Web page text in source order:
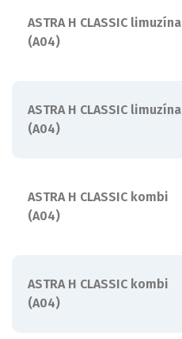
ASTRA H CLASSIC limuzína
(A04)
ASTRA H CLASSIC limuzína
(A04)
ASTRA H CLASSIC kombi
(A04)
ASTRA H CLASSIC kombi
(A04)